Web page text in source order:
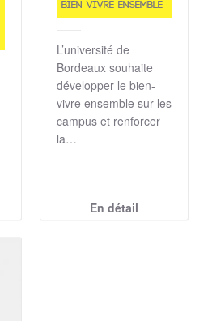
Bien vivre ensemble
L’université de
Bordeaux souhaite
développer le bien-
vivre ensemble sur les
campus et renforcer
la…
En détail